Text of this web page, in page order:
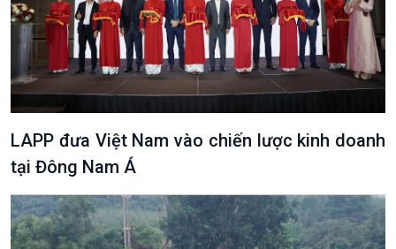
Văn hoá & Du lịch
Tin Văn hoá & Du lịch
Chát với người nổi tiếng
Câu chuyện Thể thao
Multimedia
Ảnh
Video
Infographic
E-Magazine
LAPP đưa Việt Nam vào chiến lược kinh doanh
tại Đông Nam Á